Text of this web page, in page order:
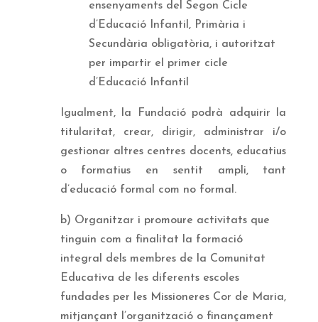
ensenyaments del Segon Cicle
d’Educació Infantil, Primària i
Secundària obligatòria, i autoritzat
per impartir el primer cicle
d’Educació Infantil
Igualment, la Fundació podrà adquirir la
titularitat, crear, dirigir, administrar i/o
gestionar altres centres docents, educatius
o formatius en sentit ampli, tant
d’educació formal com no formal.
b) Organitzar i promoure activitats que
tinguin com a finalitat la formació
integral dels membres de la Comunitat
Educativa de les diferents escoles
fundades per les Missioneres Cor de Maria,
mitjançant l’organització o finançament